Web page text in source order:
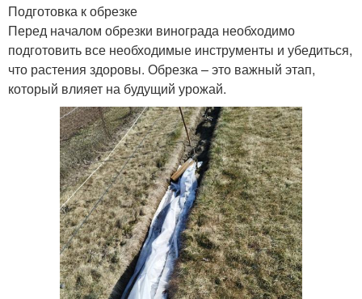
Подготовка к обрезке
Перед началом обрезки винограда необходимо
подготовить все необходимые инструменты и убедиться,
что растения здоровы. Обрезка – это важный этап,
который влияет на будущий урожай.